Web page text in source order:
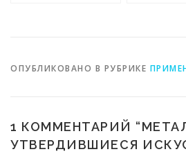
ОПУБЛИКОВАНО В РУБРИКЕ
1 КОММЕНТАРИЙ “
УТВЕРДИВШИЕСЯ